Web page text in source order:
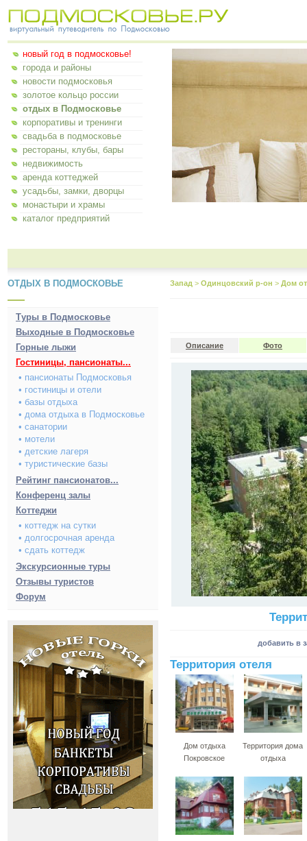
новый год в подмосковье!
города и районы
новости подмосковья
золотое кольцо россии
отдых в Подмосковье
корпоративы и тренинги
свадьба в подмосковье
рестораны, клубы, бары
недвижимость
аренда коттеджей
усадьбы, замки, дворцы
монастыри и храмы
каталог предприятий
ОТДЫХ В ПОДМОСКОВЬЕ
Туры в Подмосковье
Выходные в Подмосковье
Горные лыжи
Гостиницы, пансионаты...
• пансионаты Подмосковья
• гостиницы и отели
• базы отдыха
• дома отдыха в Подмосковье
• санатории
• мотели
• детские лагеря
• туристические базы
Рейтинг пансионатов...
Конференц залы
Коттеджи
• коттедж на сутки
• долгосрочная аренда
• сдать коттедж
Экскурсионные туры
Отзывы туристов
Форум
Запад > Одинцовский р-он > Дом
Описание Фото
добавить в
Территория отеля
Дом отдыха
Покровское
Территория дома
отдыха